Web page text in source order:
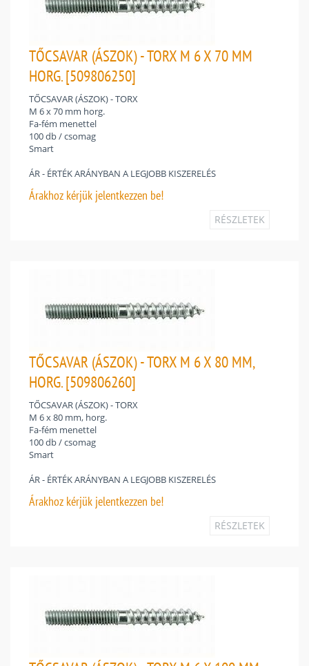
TŐCSAVAR (ÁSZOK) - TORX M 6 X 70 MM
HORG. [509806250]
TŐCSAVAR (ÁSZOK) - TORX
M 6 x 70 mm horg.
Fa-fém menettel
100 db / csomag
Smart
ÁR - ÉRTÉK ARÁNYBAN A LEGJOBB KISZERELÉS
Árakhoz kérjük jelentkezzen be!
RÉSZLETEK
TŐCSAVAR (ÁSZOK) - TORX M 6 X 80 MM,
HORG. [509806260]
TŐCSAVAR (ÁSZOK) - TORX
M 6 x 80 mm, horg.
Fa-fém menettel
100 db / csomag
Smart
ÁR - ÉRTÉK ARÁNYBAN A LEGJOBB KISZERELÉS
Árakhoz kérjük jelentkezzen be!
RÉSZLETEK